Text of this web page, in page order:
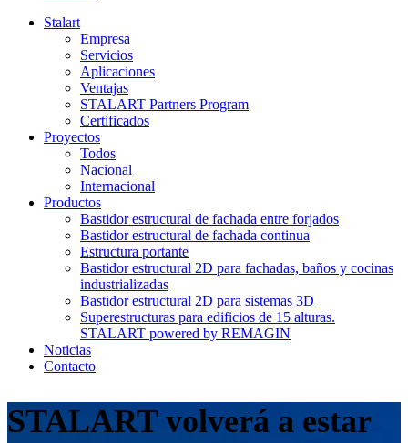
Stalart
Empresa
Servicios
Aplicaciones
Ventajas
STALART Partners Program
Certificados
Proyectos
Todos
Nacional
Internacional
Productos
Bastidor estructural de fachada entre forjados
Bastidor estructural de fachada continua
Estructura portante
Bastidor estructural 2D para fachadas, baños y cocinas
industrializadas
Bastidor estructural 2D para sistemas 3D
Superestructuras para edificios de 15 alturas.
STALART powered by REMAGIN
Noticias
Contacto
STALART volverá a estar